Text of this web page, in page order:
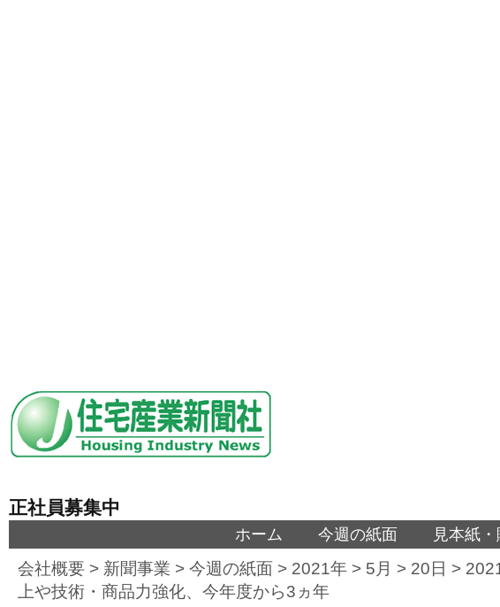
正社員募集中
ホーム 今週の紙面 見本紙
会社概要 > 新聞事業 > 今週の紙面 > 2021年 > 5月 > 20日 >
上や技術・商品力強化、今年度から3ヵ年